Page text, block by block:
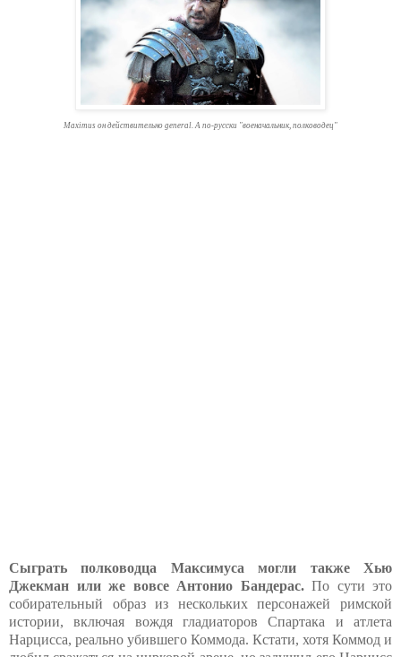
Maximus он действительно general. А по-русски "военачальник, полководец"
Сыграть полководца Максимуса могли также Хью
Джекман или же вовсе Антонио Бандерас. По сути это
собирательный образ из нескольких персонажей римской
истории, включая вождя гладиаторов Спартака и атлета
Нарцисса, реально убившего Коммода. Кстати, хотя Коммод и